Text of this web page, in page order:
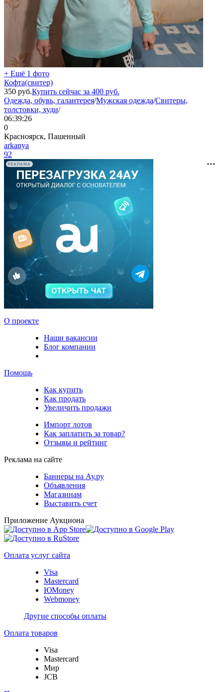
+ Ещё 1 фото
Кофта(свитер)
350 руб.Купить сейчас за 400 руб.
Одежда, обувь, галантерея/Мужская одежда/Свитеры,
толстовки, худи/
06:39:26
0
Красноярск, Пашенный
arkanya
92
РЕКЛАМА
О проекте
Наши вакансии
Блог компании
Помощь
Как купить
Как продать
Увеличить продажи
Импорт лотов
Как заплатить за товар?
Отзывы и рейтинг
Реклама на сайте
Баннеры на Ау.ру
Объявления
Магазинам
Выставить счет
Приложение Аукциона
Оплата услуг сайта
Visa
Mastercard
ЮMoney
Webmoney
Другие способы оплаты
Оплата товаров
Visa
Mastercard
Мир
JCB